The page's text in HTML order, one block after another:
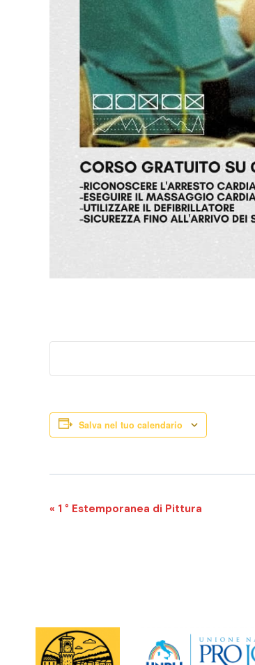
Salva nel tuo calendario
E
n
« 1 ° Estemporanea di Pittura